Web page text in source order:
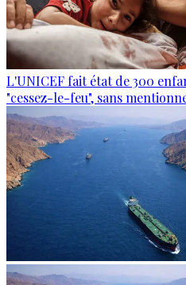
L'UNICEF fait état de 300
"cessez-le-feu", sans